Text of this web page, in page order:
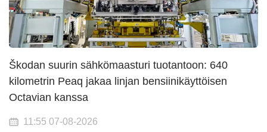
Škodan suurin sähkömaasturi tuotantoon: 640
kilometrin Peaq jakaa linjan bensiinikäyttöisen
Octavian kanssa
11:55 07-08-2026